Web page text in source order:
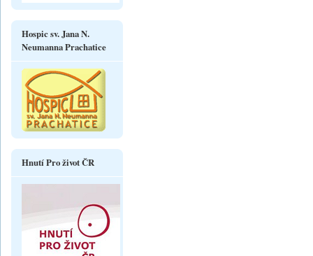
Hospic sv. Jana N.
Neumanna Prachatice
Hnutí Pro život ČR